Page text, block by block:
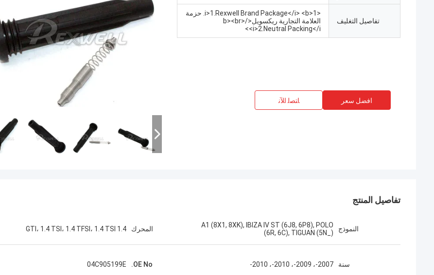
تفاصيل التغليف
<i>1.Rexwell Brand Package</i> <b>1. حزمة
العلامة التجارية ريكسويل</b><br>
<i>2.Neutral Packing</i>
افضل سعر ﺎﺘﺼﻟ ﺍﻶﻧ
تفاصيل المنتج
النموذج
A1 (8X1, 8XK), IBIZA IV ST (6J8, 6P8), POLO
(6R, 6C), TIGUAN (5N_)
المحرك 1.4 GTI، 1.4 TSI، 1.4 TFSI، 1.4 TSI
سنة 2007-، 2009-، 2010-، 2010- OE No.
04C905199E